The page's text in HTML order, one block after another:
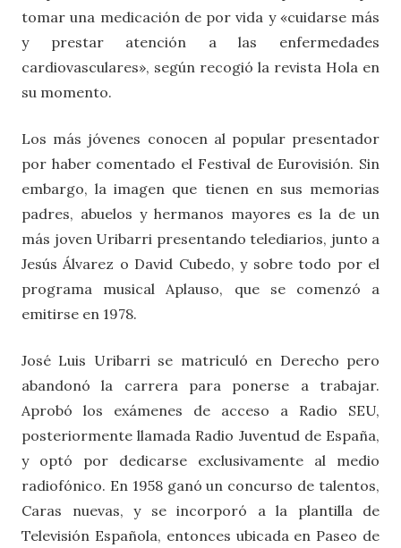
tomar una medicación de por vida y «cuidarse más
y prestar atención a las enfermedades
cardiovasculares», según recogió la revista Hola en
su momento.
Los más jóvenes conocen al popular presentador
por haber comentado el Festival de Eurovisión. Sin
embargo, la imagen que tienen en sus memorias
padres, abuelos y hermanos mayores es la de un
más joven Uribarri presentando telediarios, junto a
Jesús Álvarez o David Cubedo, y sobre todo por el
programa musical Aplauso, que se comenzó a
emitirse en 1978.
José Luis Uribarri se matriculó en Derecho pero
abandonó la carrera para ponerse a trabajar.
Aprobó los exámenes de acceso a Radio SEU,
posteriormente llamada Radio Juventud de España,
y optó por dedicarse exclusivamente al medio
radiofónico. En 1958 ganó un concurso de talentos,
Caras nuevas, y se incorporó a la plantilla de
Televisión Española, entonces ubicada en Paseo de